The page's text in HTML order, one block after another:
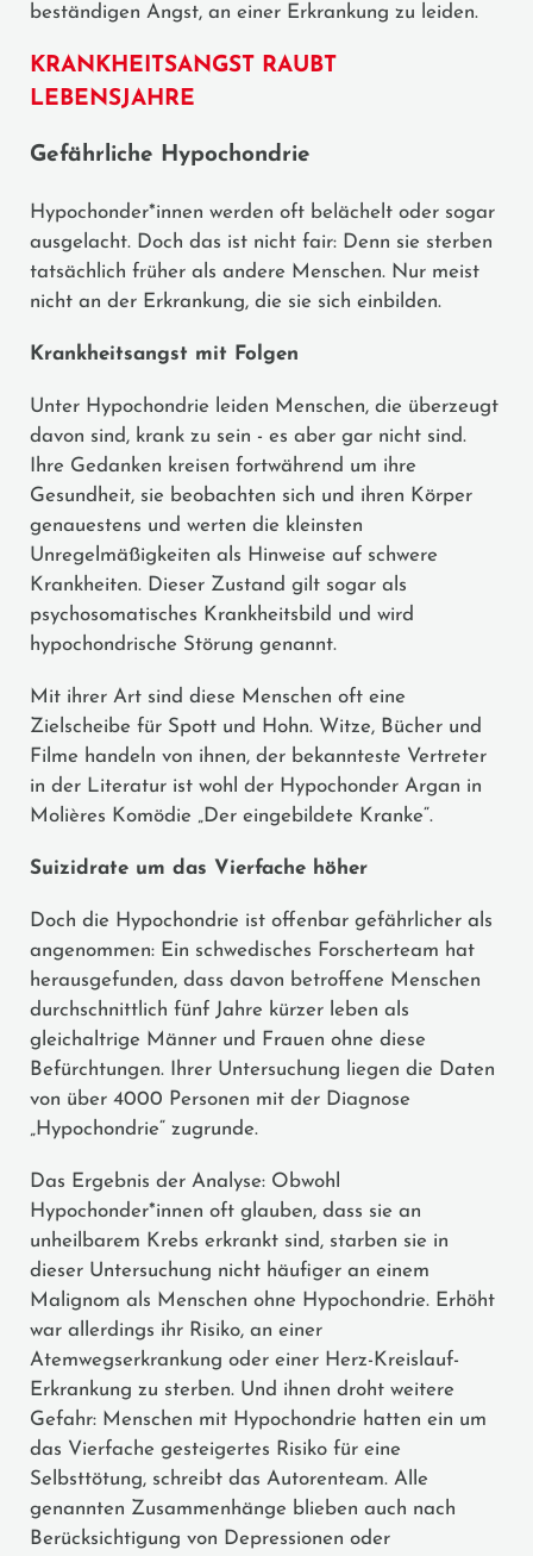
beständigen Angst, an einer Erkrankung zu leiden.
KRANKHEITSANGST RAUBT
LEBENSJAHRE
Gefährliche Hypochondrie
Hypochonder*innen werden oft belächelt oder sogar
ausgelacht. Doch das ist nicht fair: Denn sie sterben
tatsächlich früher als andere Menschen. Nur meist
nicht an der Erkrankung, die sie sich einbilden.
Krankheitsangst mit Folgen
Unter Hypochondrie leiden Menschen, die überzeugt
davon sind, krank zu sein - es aber gar nicht sind.
Ihre Gedanken kreisen fortwährend um ihre
Gesundheit, sie beobachten sich und ihren Körper
genauestens und werten die kleinsten
Unregelmäßigkeiten als Hinweise auf schwere
Krankheiten. Dieser Zustand gilt sogar als
psychosomatisches Krankheitsbild und wird
hypochondrische Störung genannt.
Mit ihrer Art sind diese Menschen oft eine
Zielscheibe für Spott und Hohn. Witze, Bücher und
Filme handeln von ihnen, der bekannteste Vertreter
in der Literatur ist wohl der Hypochonder Argan in
Molières Komödie „Der eingebildete Kranke“.
Suizidrate um das Vierfache höher
Doch die Hypochondrie ist offenbar gefährlicher als
angenommen: Ein schwedisches Forscherteam hat
herausgefunden, dass davon betroffene Menschen
durchschnittlich fünf Jahre kürzer leben als
gleichaltrige Männer und Frauen ohne diese
Befürchtungen. Ihrer Untersuchung liegen die Daten
von über 4000 Personen mit der Diagnose
„Hypochondrie“ zugrunde.
Das Ergebnis der Analyse: Obwohl
Hypochonder*innen oft glauben, dass sie an
unheilbarem Krebs erkrankt sind, starben sie in
dieser Untersuchung nicht häufiger an einem
Malignom als Menschen ohne Hypochondrie. Erhöht
war allerdings ihr Risiko, an einer
Atemwegserkrankung oder einer Herz-Kreislauf-
Erkrankung zu sterben. Und ihnen droht weitere
Gefahr: Menschen mit Hypochondrie hatten ein um
das Vierfache gesteigertes Risiko für eine
Selbsttötung, schreibt das Autorenteam. Alle
genannten Zusammenhänge blieben auch nach
Berücksichtigung von Depressionen oder